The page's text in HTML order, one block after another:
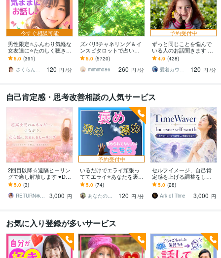
今すぐ相談可能
男性限定⭐ふんわり気軽な
女友達に⭐たのしく聴きま
す お悩みから雑談☘️愚痴
ノロケも◎晩酌や寝る前
の癒しタイムに♬
5.0 (391)
さくらん♾️心理カウンセラー✨❤️✨
120 円 /分
ズバリ❗チャネリング＆イ
ンスピタロットで占いま
す 更なる幸せの為にハッ
キリお伝えします㊗️総鑑
定数6100件超
5.0 (5720)
mimimo86
260 円 /分
予約受付中
ずっと同じことを悩んで
いる人のお話聞きます 思
考のループを止め悩みの
原因を勇気を出して話し
てみてください
4.9 (428)
愛着カウンセラーnatsume
120 円 /分
自己肯定感・思考改善相談の人気サービス
2回目以降☆遠隔ヒーリン
グで癒し解放します ♥DN
Aレベルの癒し・トラウマ
の解放♥
5.0 (3)
RETURN✻STONES
3,000 円
予約受付中
いるだけでエライ頑張っ
ててエライ⭐あなたを褒め
ます 時には絶対的に褒め
られよう♡褒め褒めセル
フコンパッション+1
5.0 (74)
あなたのサポーター⭐えみ
120 円 /分
セルフイメージ、自己肯
定感を上げる調整をしま
す 潜在意識のブロックを
解除し、自信溢れる「本
当の私」を解放する
5.0 (28)
Ark of Time
3,000 円
お気に入り登録が多いサービス